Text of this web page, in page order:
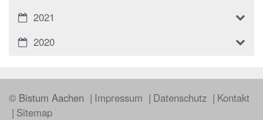
2021
2020
© Bistum Aachen Impressum Datenschutz
Kontakt
Sitemap